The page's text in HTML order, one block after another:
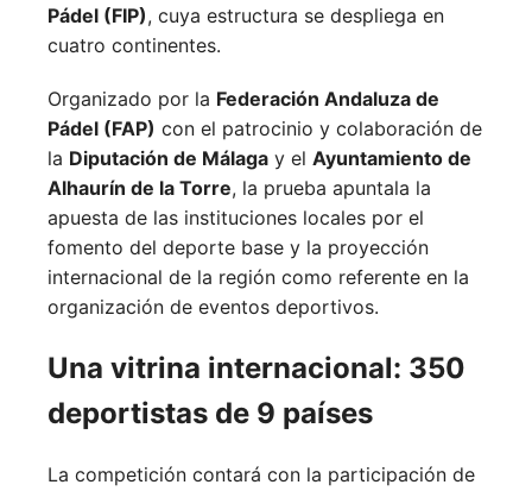
Pádel (FIP), cuya estructura se despliega en
cuatro continentes.
Organizado por la Federación Andaluza de
Pádel (FAP) con el patrocinio y colaboración de
la Diputación de Málaga y el Ayuntamiento de
Alhaurín de la Torre, la prueba apuntala la
apuesta de las instituciones locales por el
fomento del deporte base y la proyección
internacional de la región como referente en la
organización de eventos deportivos.
Una vitrina internacional: 350
deportistas de 9 países
La competición contará con la participación de